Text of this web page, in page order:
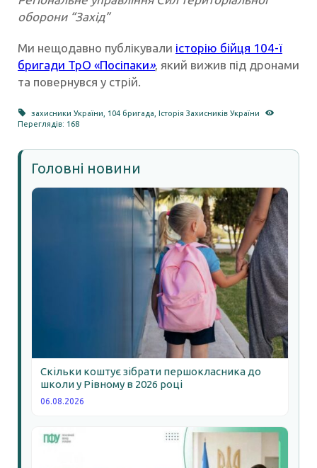
оборони “Захід”
Ми нещодавно публікували історію бійця 104-ї
бригади ТрО «Посіпаки», який вижив під дронами
та повернувся у стрій.
захисники України 104 бригада ,Історія Захисників України
Переглядів: 168
Головні новини
Скільки коштує зібрати першокласника до
школи у Рівному в 2026 році
06.08.2026